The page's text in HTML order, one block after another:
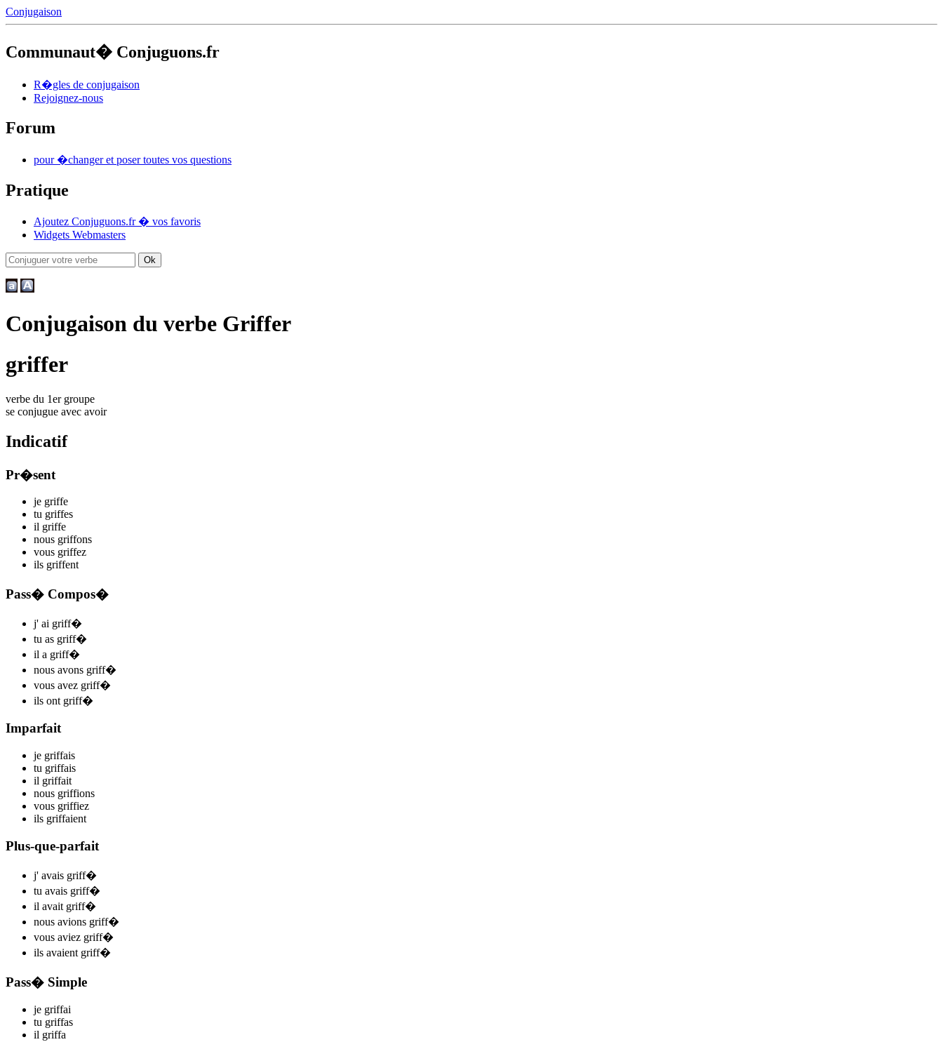
Conjugaison
Communaut� Conjuguons.fr
R�gles de conjugaison
Rejoignez-nous
Forum
pour �changer et poser toutes vos questions
Pratique
Ajoutez Conjuguons.fr � vos favoris
Widgets Webmasters
Conjugaison du verbe Griffer
griffer
verbe du 1er groupe
se conjugue avec avoir
Indicatif
Pr�sent
je griffe
tu griffes
il griffe
nous griffons
vous griffez
ils griffent
Pass� Compos�
j' ai griff�
tu as griff�
il a griff�
nous avons griff�
vous avez griff�
ils ont griff�
Imparfait
je griffais
tu griffais
il griffait
nous griffions
vous griffiez
ils griffaient
Plus-que-parfait
j' avais griff�
tu avais griff�
il avait griff�
nous avions griff�
vous aviez griff�
ils avaient griff�
Pass� Simple
je griffai
tu griffas
il griffa